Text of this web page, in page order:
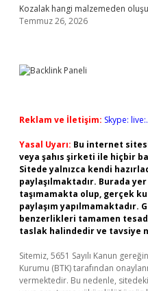
Kozalak hangi malzemeden
Temmuz 26, 2026
Reklam ve İletişim: Skype:
Yasal Uyarı: Bu internet
veya şahıs şirketi ile hiçbir
Sitede yalnızca kendi
paylaşılmaktadır. Burada
taşımamakta olup, gerçek
paylaşım yapılmamaktadır.
benzerlikleri tamamen
taslak halindedir ve tavsiye
Sitemiz, 5651 Sayılı Kanun
Kurumu (BTK) tarafından
vermektedir. Bu nedenle,